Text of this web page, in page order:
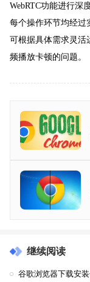
WebRTC功能进行深
每个操作环节均经过
可根据具体需求灵活
频播放卡顿的问题。
继续阅读
谷歌浏览器下载安